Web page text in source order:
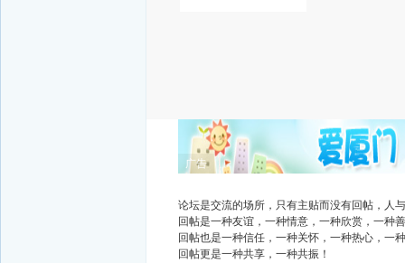
广告
论坛是交流的场所，只有主贴而没有回帖，人
回帖是一种友谊，一种情意，一种欣赏，一种
回帖也是一种信任，一种关怀，一种热心，一
回帖更是一种共享，一种共振！